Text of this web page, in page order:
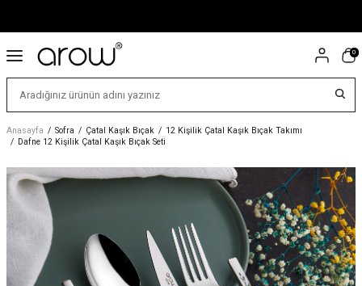
0
Anasayfa / Sofra / Çatal Kaşık Bıçak / 12 Kişilik Çatal Kaşık Bıçak Takımı
/ Dafne 12 Kişilik Çatal Kaşık Bıçak Seti